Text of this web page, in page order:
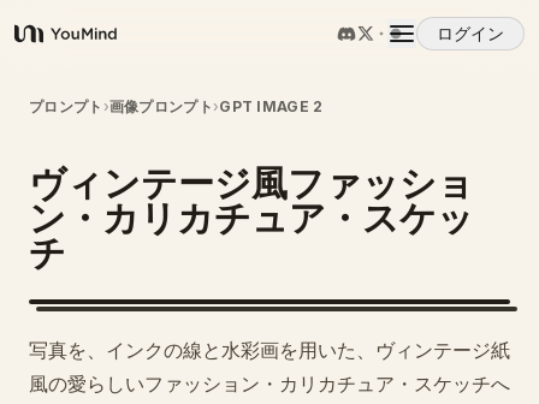
YouMind
ログイン
概要
ユースケース
スキル
プロンプト
プロンプト ›画像プロンプト ›GPT IMAGE 2
ヴィンテージ風ファッショ
ン・カリカチュア・スケッ
チ
写真を、インクの線と水彩画を用いた、ヴィンテージ紙
風の愛らしいファッション・カリカチュア・スケッチへ